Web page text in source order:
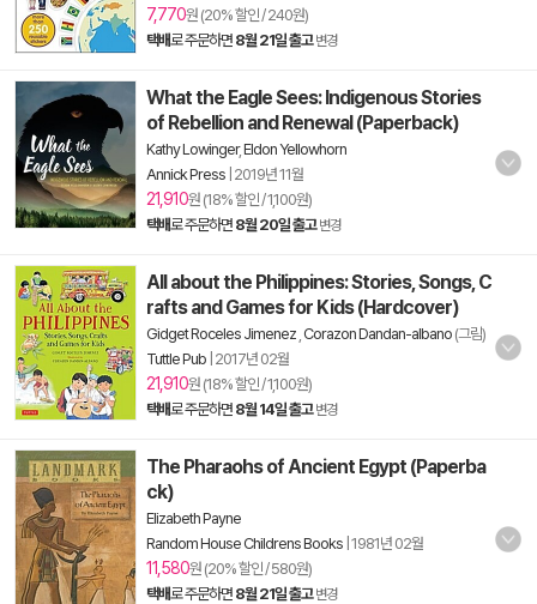
7,770원 (20% 할인 / 240원)
택배로 주문하면 8월 21일 출고 변경
What the Eagle Sees: Indigenous Stories
of Rebellion and Renewal (Paperback)
Kathy Lowinger,Eldon Yellowhorn
Annick Press 2019년 11월
21,910원 (18% 할인 / 1,100원)
택배로 주문하면 8월 20일 출고 변경
All about the Philippines: Stories, Songs, C
rafts and Games for Kids (Hardcover)
Gidget Roceles Jimenez Corazon Dandan-albano (그림)
Tuttle Pub 2017년 02월
21,910원 (18% 할인 / 1,100원)
택배로 주문하면 8월 14일 출고 변경
The Pharaohs of Ancient Egypt (Paperba
ck)
Elizabeth Payne
Random House Childrens Books 1981년 02월
11,580원 (20% 할인 / 580원)
택배로 주문하면 8월 21일 출고 변경